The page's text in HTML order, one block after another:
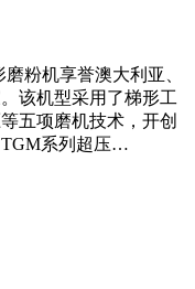
粉机享誉澳大利亚、
该机型采用了梯形工
五项磨机技术，开创
TGM系列超压…